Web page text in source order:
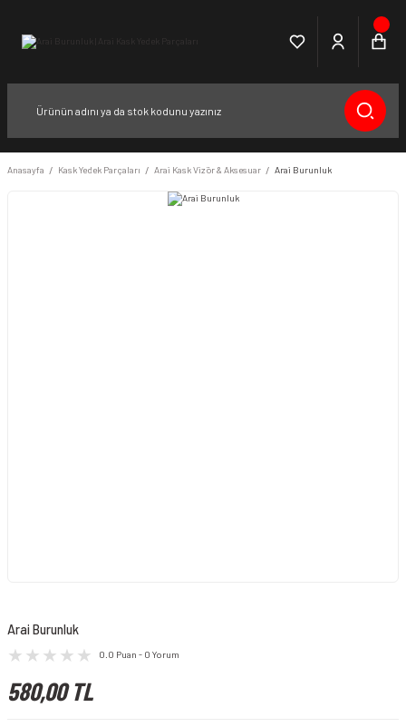
Anasayfa Kask Yedek Parçaları Arai Kask Vizör & Aksesuar Arai Burunluk
Arai Burunluk
0.0 Puan - 0 Yorum
580,00 TL